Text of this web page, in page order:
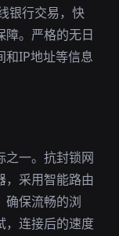
银行交易，快
障。严格的无日
和IP地址等信息
之一。抗封锁网
，采用智能路由
保流畅的浏
，连接后的速度